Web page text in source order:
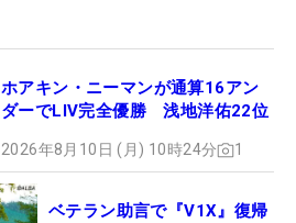
ホアキン・ニーマンが通算16アン
ダーでLIV完全優勝 浅地洋佑22位
2026年8月10日 (月) 10時24分 1
ベテラン助言で『V1X』復帰